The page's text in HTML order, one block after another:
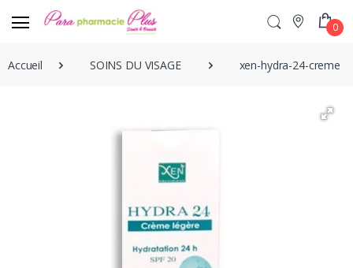
0
Accueil SOINS DU VISAGE xen-hydra-24-creme-